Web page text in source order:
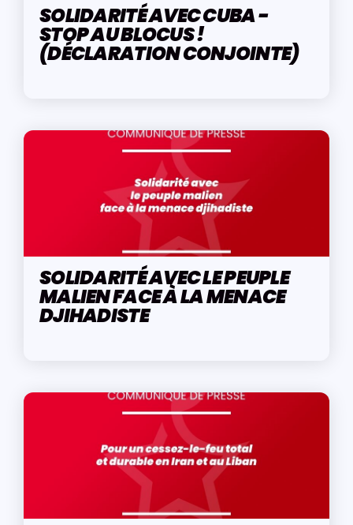
SOLIDARITÉ AVEC CUBA -
STOP AU BLOCUS !
(DÉCLARATION CONJOINTE)
SOLIDARITÉ AVEC LE PEUPLE
MALIEN FACE À LA MENACE
DJIHADISTE